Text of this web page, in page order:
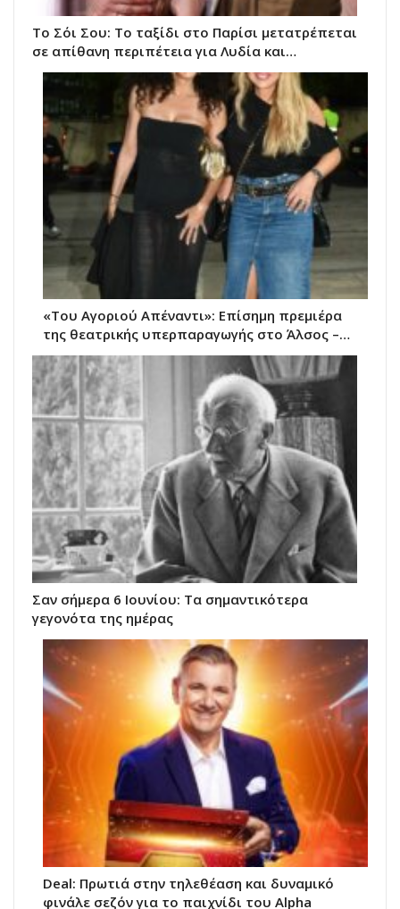
Το Σόι Σου: Το ταξίδι στο Παρίσι μετατρέπεται
σε απίθανη περιπέτεια για Λυδία και…
«Του Αγοριού Απέναντι»: Επίσημη πρεμιέρα
της θεατρικής υπερπαραγωγής στο Άλσος –…
Σαν σήμερα 6 Ιουνίου: Τα σημαντικότερα
γεγονότα της ημέρας
Deal: Πρωτιά στην τηλεθέαση και δυναμικό
φινάλε σεζόν για το παιχνίδι του Alpha